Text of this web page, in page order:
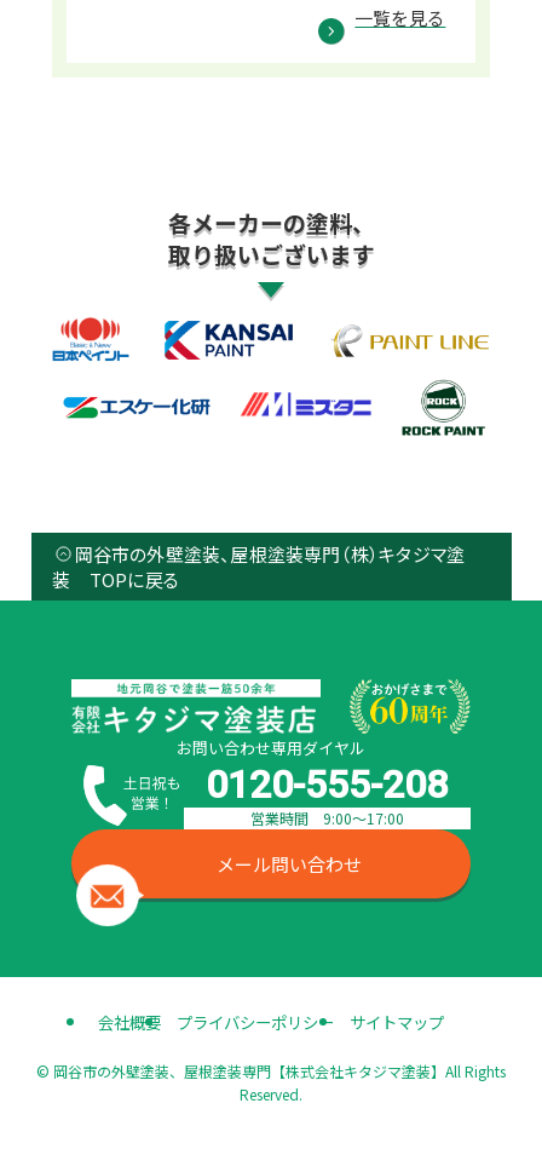
一覧を見る
各メーカーの塗料、
取り扱いございます
岡谷市の外壁塗装、屋根塗装専門（株）キタジマ塗
装 TOPに戻る
お問い合わせ専用ダイヤル
0120-555-208
営業時間 9:00〜17:00
メール問い合わせ
会社概要 プライバシーポリシー サイトマップ
© 岡谷市の外壁塗装、屋根塗装専門【株式会社キタジマ塗装】All Rights
Reserved.